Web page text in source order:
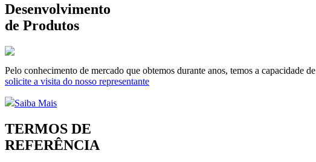
Desenvolvimento
de Produtos
Pelo conhecimento de mercado que obtemos durante anos, temos a capacidade
solicite a visita do nosso representante
Saiba Mais
TERMOS DE
REFERÊNCIA